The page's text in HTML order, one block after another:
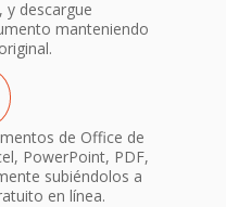
y descargue
manteniendo
de Office de
PowerPoint, PDF,
subiéndolos a
en línea.